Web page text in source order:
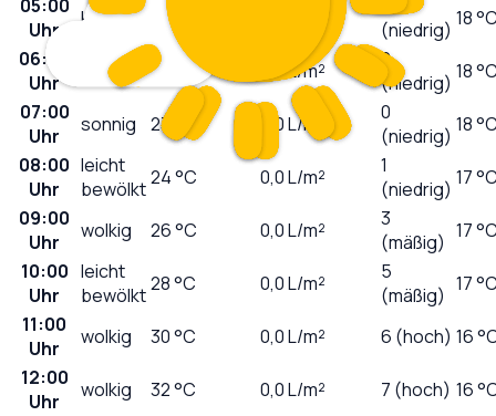
05:00
Uhr
klar 23
(niedrig) 18
06:00
Uhr
sonnig 23 °C 0,0L/m²
0
(niedrig) 18
07:00
Uhr
sonnig 23 °C 0,0L/m²
0
(niedrig) 18
08:00
Uhr
leicht
bewölkt24°C 0,0L/m²
1
(niedrig) 17
09:00
Uhr
wolkig 26°C 0,0L/m²
3
(mäßig) 17
10:00
Uhr
leicht
bewölkt28°C 0,0L/m²
5
(mäßig) 17
11:00
Uhr
wolkig 30°C 0,0L/m² 6 (hoch) 16
12:00
Uhr
wolkig 32°C 0,0L/m² 7 (hoch) 16